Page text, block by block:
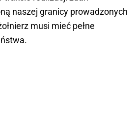
naszej granicy prowadzonych
musi mieć pełne